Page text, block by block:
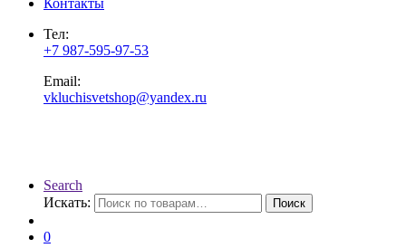
Контакты
Тел:
+7 987-595-97-53
Email:
vkluchisvetshop@yandex.ru
Search
Искать:
Поиск
0